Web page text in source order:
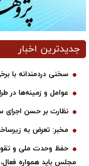
جدیدترین اخبار
سخنی دردمندانه با
عوامل و زمینه‌ها در
نظارت بر حسن اجرای
مخبر: تعرض به
حفظ وحدت ملی و
مجلس باید همواره